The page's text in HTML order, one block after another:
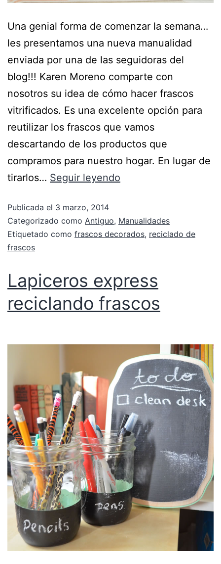
Una genial forma de comenzar la semana…
les presentamos una nueva manualidad
enviada por una de las seguidoras del
blog!!! Karen Moreno comparte con
nosotros su idea de cómo hacer frascos
vitrificados. Es una excelente opción para
reutilizar los frascos que vamos
descartando de los productos que
compramos para nuestro hogar. En lugar de
tirarlos… Seguir leyendo
Publicada el 3 marzo, 2014
Categorizado como Antiguo, Manualidades
Etiquetado como frascos decorados, reciclado de
frascos
Lapiceros express
reciclando frascos